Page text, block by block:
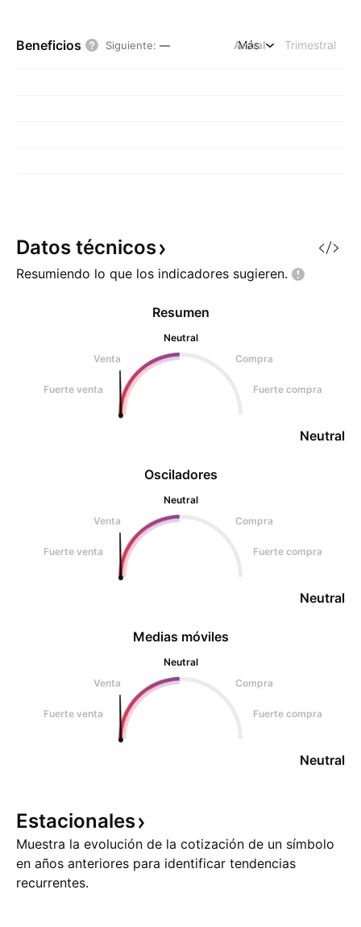
Beneficios Siguiente: — Anual Trimestral
Más
Datos técnicos
Resumiendo lo que los indicadores sugieren.
Osciladores
Neutral
Venta
Compra
Fuerte venta Fuerte compra
Neutral
Resumen
Neutral
Venta
Compra
Fuerte venta Fuerte compra
Neutral
Medias móviles
Neutral
Venta
Compra
Fuerte venta Fuerte compra
Neutral
Estacionales
Muestra la evolución de la cotización de un símbolo
en años anteriores para identificar tendencias
recurrentes.